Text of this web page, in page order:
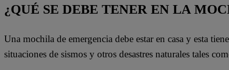
¿QUÉ SE DEBE TENER EN LA
Una mochila de emergencia debe estar en casa y esta
situaciones de sismos y otros desastres naturales tales